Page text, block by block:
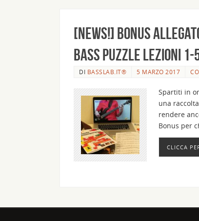
[News!] Bonus
Bass Puzzle Lezioni 1-
DI BASSLAB.IT® 5 MARZO 2017
Spartiti in
una
rendere
Bonus per
CLICCA